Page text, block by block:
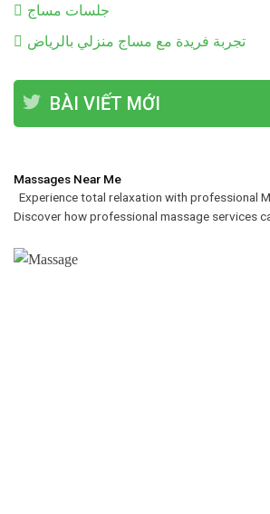
جلسات مساج
تجربة فريدة مع مساج منزلي بالرياض
BÀI VIẾT MỚI
Massages Near Me
Experience total relaxation with professional
Discover how professional massage services